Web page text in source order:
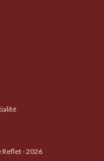
Reflet - 2026